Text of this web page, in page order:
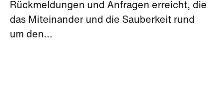
Rückmeldungen und Anfragen erreicht, die
das Miteinander und die Sauberkeit rund
um den...